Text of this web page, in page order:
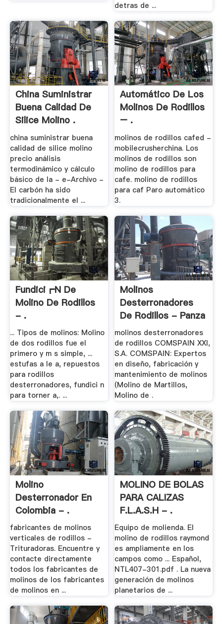
detras de ...
China Suministrar
Buena Calidad De
Silice Molino .
china suministrar buena
calidad de silice molino
precio análisis
termodinámico y cálculo
básico de la - e-Archivo -
El carbón ha sido
tradicionalmente el ...
Automático De Los
Molinos De Rodillos
– .
molinos de rodillos cafed -
mobilecrusherchina. Los
molinos de rodillos son
molino de rodillos para
cafe. molino de rodillos
para caf Paro automático
3.
Fundici┏n De
Molino De Rodillos
- .
... Tipos de molinos: Molino
de dos rodillos fue el
primero y m s simple, ...
estufas a le a, repuestos
para rodillos
desterronadores, fundici n
para torner a,. ...
Molinos
Desterronadores
De Rodillos - Panza
molinos desterronadores
de rodillos COMSPAIN XXI,
S.A. COMSPAIN: Expertos
en diseño, fabricación y
mantenimiento de molinos
(Molino de Martillos,
Molino de .
Molino
Desterronador En
Colombia - .
fabricantes de molinos
verticales de rodillos -
Trituradoras. Encuentre y
contacte directamente
todos los fabricantes de
molinos de los fabricantes
de molinos en ...
MOLINO DE BOLAS
PARA CALIZAS
F.L.A.S.H - .
Equipo de molienda. El
molino de rodillos raymond
es ampliamente en los
campos como ... Español,
NTL407-301.pdf . La nueva
generación de molinos
planetarios de ...